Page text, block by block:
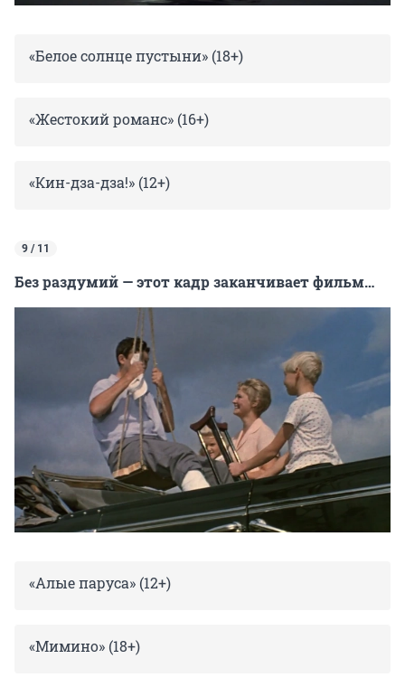
«Белое солнце пустыни» (18+)
«Жестокий романс» (16+)
«Кин-дза-дза!» (12+)
9 / 11
Без раздумий — этот кадр заканчивает фильм…
«Алые паруса» (12+)
«Мимино» (18+)